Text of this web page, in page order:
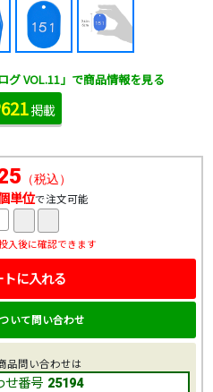
（税込）
単位で注文可能
入後に確認できます
トに入れる
いて問い合わせ
品問い合わせは
せ番号 25194
グ VOL.11」で商品情報を見る
掲載